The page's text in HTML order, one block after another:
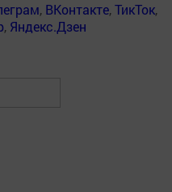
, ВКонтакте,ТикТок,
, Яндекс.Дзен